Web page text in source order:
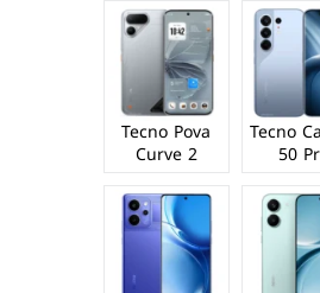
Tecno
50
Tecno Pova
Curve 2